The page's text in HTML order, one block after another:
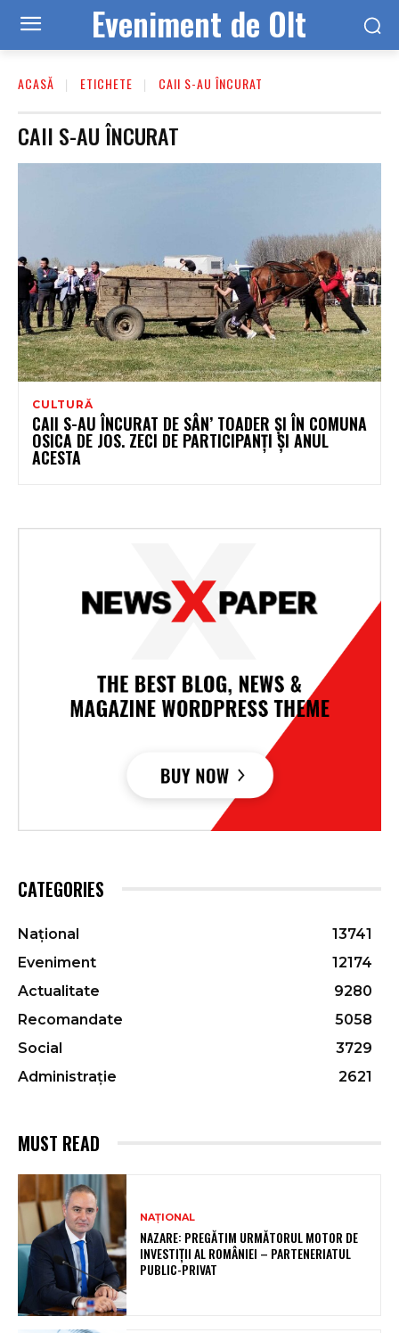
Eveniment de Olt
ACASĂ ETICHETE CAII S-AU ÎNCURAT
CAII S-AU ÎNCURAT
CULTURĂ
CAII S-AU ÎNCURAT DE SÂN’ TOADER ȘI ÎN COMUNA
OSICA DE JOS. ZECI DE PARTICIPANȚI ȘI ANUL
ACESTA
CATEGORIES
Național
13741
Eveniment
12174
Actualitate
9280
Recomandate
5058
Social
3729
Administrație
2621
MUST READ
NAȚIONAL
NAZARE: PREGĂTIM URMĂTORUL MOTOR DE
INVESTIȚII AL ROMÂNIEI – PARTENERIATUL
PUBLIC-PRIVAT